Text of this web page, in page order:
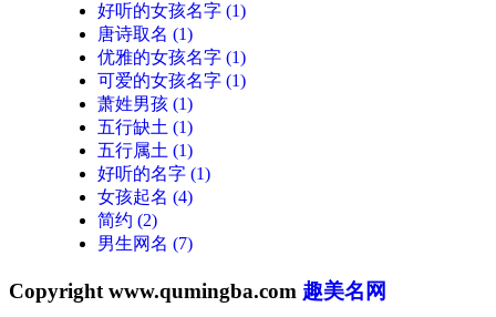
好听的女孩名字 (1)
唐诗取名 (1)
优雅的女孩名字 (1)
可爱的女孩名字 (1)
萧姓男孩 (1)
五行缺土 (1)
五行属土 (1)
好听的名字 (1)
女孩起名 (4)
简约 (2)
男生网名 (7)
Copyright www.qumingba.com 趣美名网